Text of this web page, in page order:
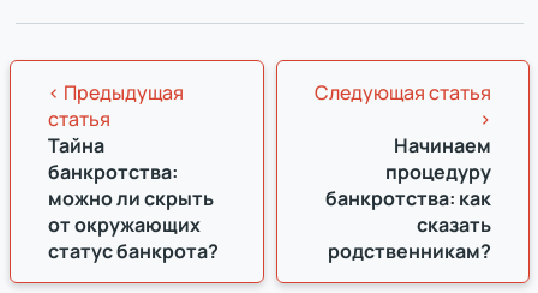
< Предыдущая
статья
Тайна
банкротства:
можно ли скрыть
от окружающих
статус банкрота?
Следующая статья
>
Начинаем
процедуру
банкротства: как
сказать
родственникам?